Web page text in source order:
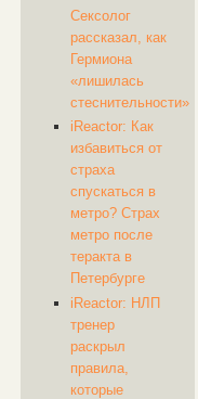
Сексолог
рассказал, как
Гермиона
«лишилась
стеснительности»
iReactor: Как
избавиться от
страха
спускаться в
метро? Страх
метро после
теракта в
Петербурге
iReactor: НЛП
тренер
раскрыл
правила,
которые